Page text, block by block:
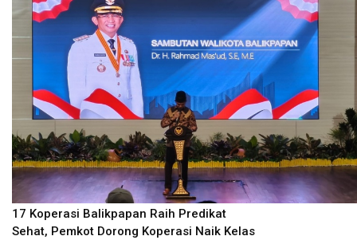
17 Koperasi Balikpapan Raih Predikat
Sehat, Pemkot Dorong Koperasi Naik Kelas